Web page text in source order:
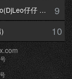
【172Mix独家】汪苏泷&吉克隽逸 - Letting Go(DjLeo仔仔 Electro Mix国语合唱) 9
10